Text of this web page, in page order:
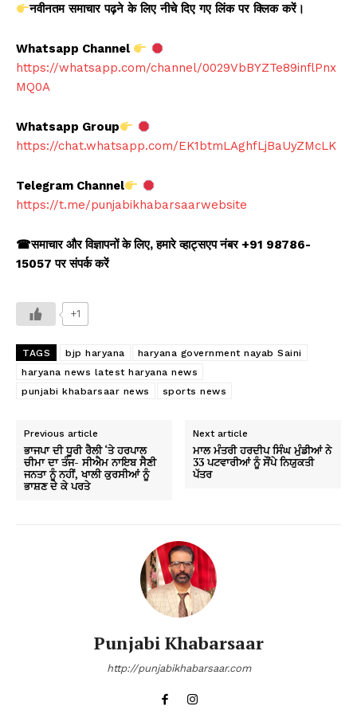
नवीनतम समाचार पढ़ने के लिए नीचे दिए गए लिंक पर क्लिक करें।
Whatsapp Channel
https://whatsapp.com/channel/0029VbBYZTe89inflPnx
MQ0A
Whatsapp Group
https://chat.whatsapp.com/EK1btmLAghfLjBaUyZMcLK
Telegram Channel
https://t.me/punjabikhabarsaarwebsite
☎समाचार और विज्ञापनों के लिए,हमारे व्हाट्सएप नंबर +91 98786-
15057 पर संपर्क करें
+1
TAGS bjp haryana
haryana government nayab Saini
haryana news latest haryana news
punjabi khabarsaar news
sports news
Previous article
ਭਾਜਪਾ ਦੀ ਧੂਰੀ ਰੈਲੀ ‘ਤੇ ਹਰਪਾਲ
ਚੀਮਾ ਦਾ ਤੰਜ- ਸੀਐਮ ਨਾਇਬ ਸੈਣੀ
ਜਨਤਾ ਨੂੰ ਨਹੀਂ, ਖਾਲੀ ਕੁਰਸੀਆਂ ਨੂੰ
ਭਾਸ਼ਣ ਦੇ ਕੇ ਪਰਤੇ
Next article
ਮਾਲ ਮੰਤਰੀ ਹਰਦੀਪ ਸਿੰਘ ਮੁੰਡੀਆਂ ਨੇ
33 ਪਟਵਾਰੀਆਂ ਨੂੰ ਸੌਂਪੇ ਨਿਯੁਕਤੀ
ਪੱਤਰ
Punjabi Khabarsaar
http://punjabikhabarsaar.com